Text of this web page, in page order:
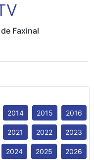
Faxinal
2014 2015 2016
2021 2022 2023
2024 2025 2026